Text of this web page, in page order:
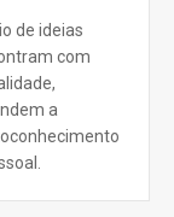
de ideias
com
a